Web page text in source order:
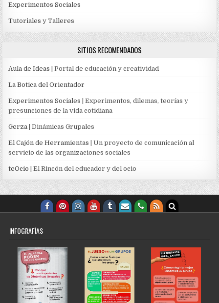
Experimentos Sociales
Tutoriales y Talleres
SITIOS RECOMENDADOS
Aula de Ideas | Portal de educación y creatividad
La Botica del Orientador
Experimentos Sociales | Experimentos, dilemas, teorías y
presunciones de la vida cotidiana
Gerza | Dinámicas Grupales
El Cajón de Herramientas | Un proyecto de comunicación al
servicio de las organizaciones sociales
teOcio | El Rincón del educador y del ocio
INFOGRAFÍAS